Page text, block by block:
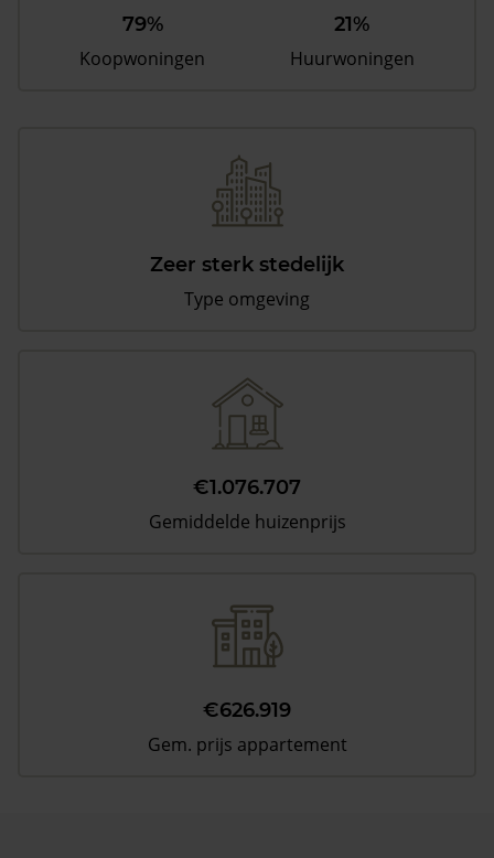
79%
Koopwoningen
21%
Huurwoningen
Zeer sterk stedelijk
Type omgeving
€1.076.707
Gemiddelde huizenprijs
€626.919
Gem. prijs appartement